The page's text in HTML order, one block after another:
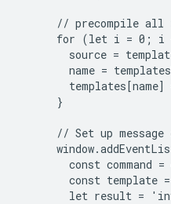
// precompile all
for (let i = 0;
source =
name =
      }
// Set up message
const command =
const template
let result =